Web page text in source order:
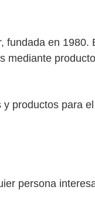
en
productos para
persona